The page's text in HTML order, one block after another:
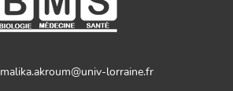
malika.akroum@univ-lorraine.fr